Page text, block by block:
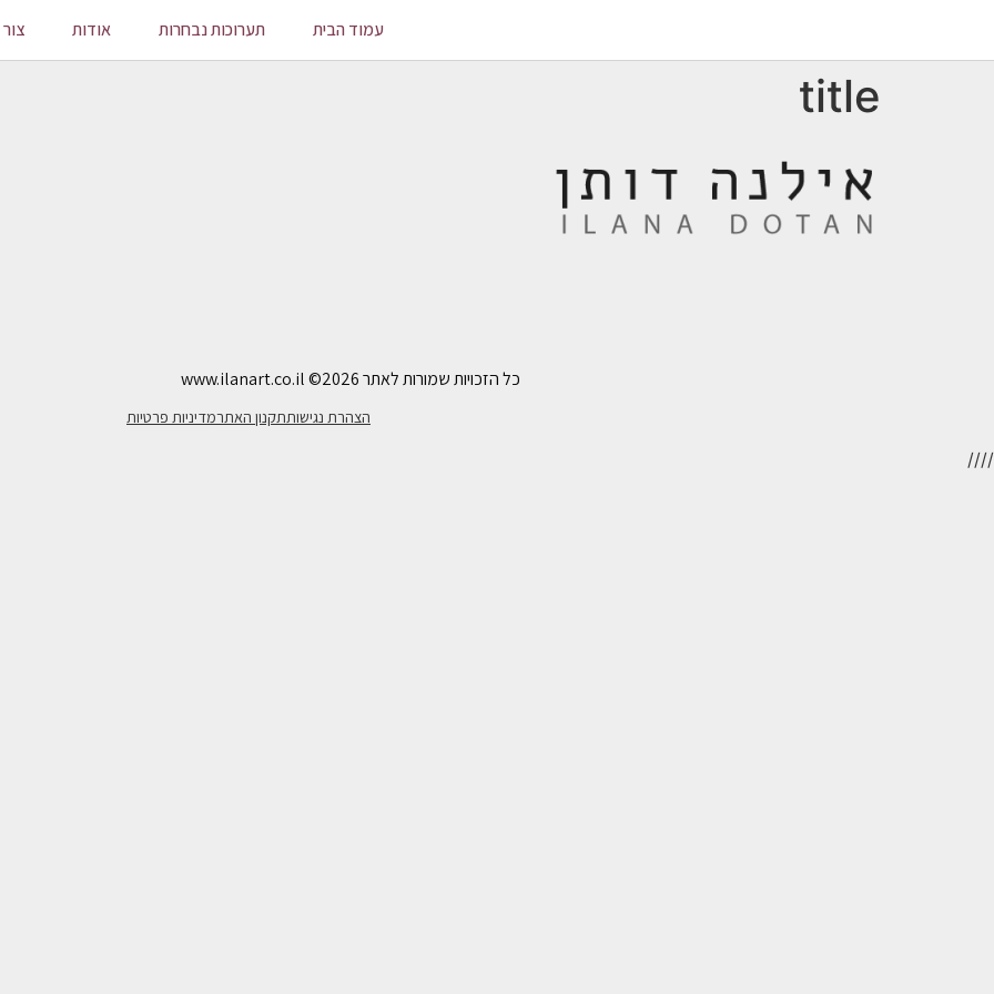
עמוד הבית תערוכות נבחרות אודות
title
כל הזכויות שמורות לאתר www.ilanart.co.il©2026
הצהרת נגישותתקנון האתרמדיניות פרטיות
//
//